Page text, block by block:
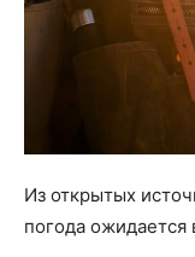
Из открытых
погода ожидается